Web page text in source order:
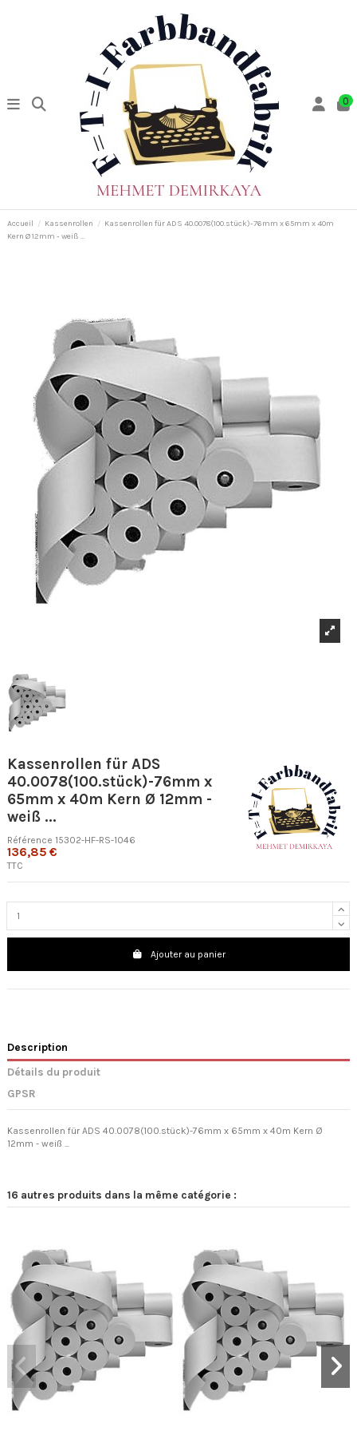
0
Accueil Kassenrollen
Kassenrollen für ADS 40.0078(100.stück)-76mm x 65mm x 40m
Kern Ø 12mm - weiß ...
Kassenrollen für ADS
40.0078(100.stück)-76mm x
65mm x 40m Kern Ø 12mm -
weiß ...
Référence 15302-HF-RS-1046
136,85 €
TTC
Ajouter au panier
Description
Détails du produit
GPSR
Kassenrollen für ADS 40.0078(100.stück)-76mm x 65mm x 40m Kern Ø
12mm - weiß ...
16 autres produits dans la même catégorie :